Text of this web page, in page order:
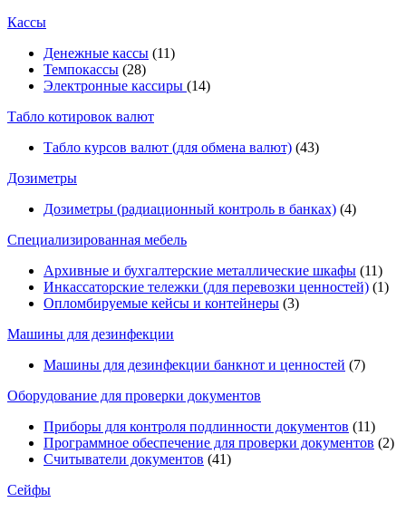
Кассы
Денежные кассы (11)
Темпокассы (28)
Электронные кассиры (14)
Табло котировок валют
Табло курсов валют (для обмена валют) (43)
Дозиметры
Дозиметры (радиационный контроль в банках) (4)
Специализированная мебель
Архивные и бухгалтерские металлические шкафы (11)
Инкассаторские тележки (для перевозки ценностей) (1)
Опломбируемые кейсы и контейнеры (3)
Машины для дезинфекции
Машины для дезинфекции банкнот и ценностей (7)
Оборудование для проверки документов
Приборы для контроля подлинности документов (11)
Программное обеспечение для проверки документов (2)
Считыватели документов (41)
Сейфы